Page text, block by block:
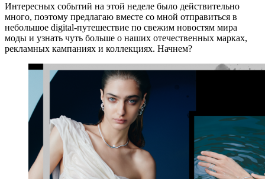
Интересных событий на этой неделе было действительно
много, поэтому предлагаю вместе со мной отправиться в
небольшое digital-путешествие по свежим новостям мира
моды и узнать чуть больше о наших отечественных марках,
рекламных кампаниях и коллекциях. Начнем?